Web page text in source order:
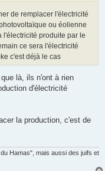
de remplacer l'électricité
ou éolienne
l'électricité produite par le
ce sera l'électricité
c'est déjà le cas
là, ils n'ont à rien
d'électricité
la production, c'est de
Hamas", mais aussi des juifs et